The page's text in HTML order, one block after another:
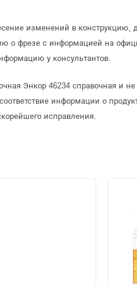
изменений в
о фрезе с информацией на
у консультантов.
Энкор 46234 справочная и
информации о
исправления.